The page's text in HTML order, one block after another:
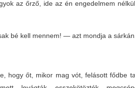
az őrző, ide az én engedelmem
bé kell mennem! — azt mondja a
hogy őt, mikor mag vót, felásott fődbe